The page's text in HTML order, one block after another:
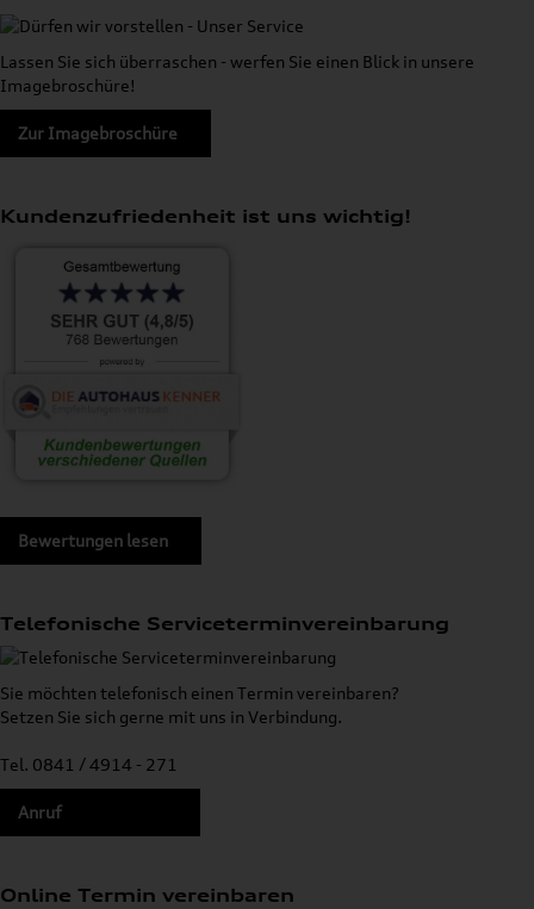
Lassen Sie sich überraschen - werfen Sie einen Blick in unsere
Imagebroschüre!
Zur Imagebroschüre
Kundenzufriedenheit ist uns wichtig!
Bewertungen lesen
Telefonische Serviceterminvereinbarung
Sie möchten telefonisch einen Termin vereinbaren?
Setzen Sie sich gerne mit uns in Verbindung.
Tel. 0841 / 4914 - 271
Anruf
Online Termin vereinbaren